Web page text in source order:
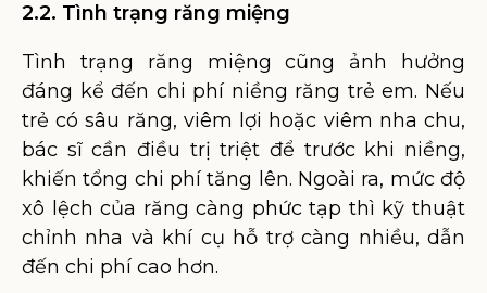
2.2. Tình trạng răng miệng
Tình trạng răng miệng cũng ảnh hưởng
đáng kể đến chi phí niềng răng trẻ em. Nếu
trẻ có sâu răng, viêm lợi hoặc viêm nha chu,
bác sĩ cần điều trị triệt để trước khi niềng,
khiến tổng chi phí tăng lên. Ngoài ra, mức độ
xô lệch của răng càng phức tạp thì kỹ thuật
chỉnh nha và khí cụ hỗ trợ càng nhiều, dẫn
đến chi phí cao hơn.